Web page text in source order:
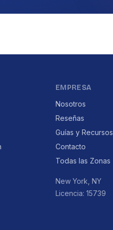
EMPRESA
Nosotros
Reseñas
Guías y Recursos
Contacto
Todas las Zonas
New York, NY
Licencia: 15739